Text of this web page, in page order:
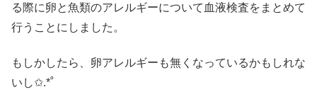
る際に卵と魚類のアレルギーについて血液検査をまとめて
行うことにしました。
もしかしたら、卵アレルギーも無くなっているかもしれな
いし✩.*˚